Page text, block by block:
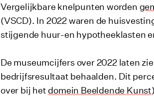
Vergelijkbare knelpunten worden
(VSCD). In 2022 waren de
stijgende huur-en hypotheeklasten
De museumcijfers over 2022 laten
bedrijfsresultaat behaalden. Dit
over bij het domein Beeldende Kunst